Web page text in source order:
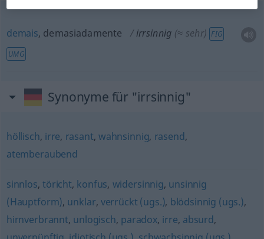
demais, demasiadamente irrsinnig (≈ sehr) FIG
UMG
Synonyme für "irrsinnig"
höllisch, irre, rasant, wahnsinnig, rasend,
atemberaubend
sinnlos,töricht, konfus, widersinnig, unsinnig
(Hauptform), unklar, verrückt (ugs.), blödsinnig (ugs.),
hirnverbrannt, unlogisch, paradox, irre, absurd,